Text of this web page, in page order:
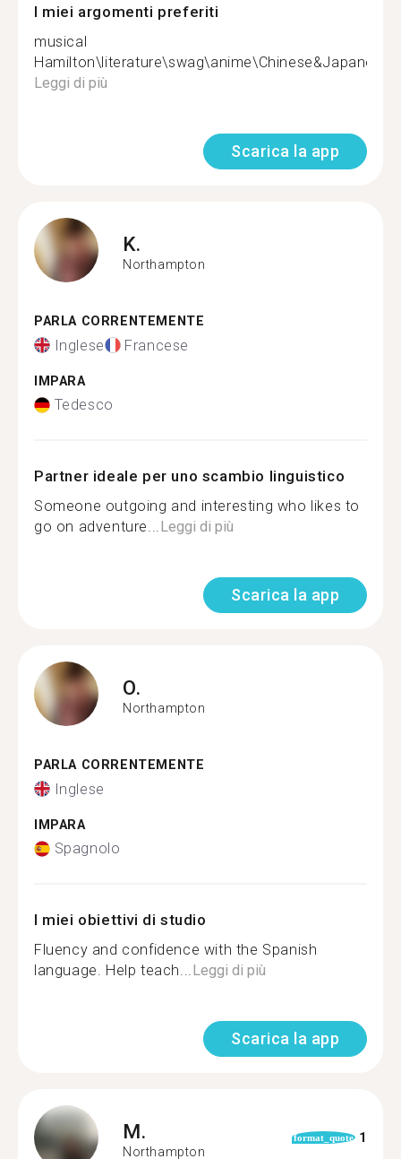
I miei argomenti preferiti
musical
Leggi di più
Scarica la app
K.
Northampton
PARLA CORRENTEMENTE
Inglese Francese
IMPARA
Tedesco
Partner ideale per uno scambio linguistico
Someone outgoing and interesting who likes to
go on adventure...Leggi di più
Scarica la app
O.
Northampton
PARLA CORRENTEMENTE
Inglese
IMPARA
Spagnolo
I miei obiettivi di studio
Fluency and confidence with the Spanish
language. Help teach...Leggi di più
Scarica la app
M.
Northampton
format_quote 1